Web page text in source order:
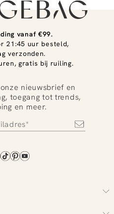
vanaf €99.
21:45 uur besteld,
verzonden.
gratis bij ruiling.
nieuwsbrief en
toegang tot trends,
en meer.